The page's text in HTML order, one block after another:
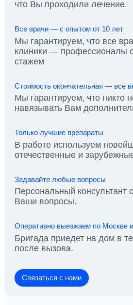
что Вы проходили лечение.
Все врачи — с опытом от 10 лет
Мы гарантируем, что все
клиники — профессионалы
стажем
Стоимость окончательная — всё
Мы гарантируем, что никто
навязывать Вам
Только лучшие препараты
В работе используем
отечественные и
Задавайте любые вопросы
Персональный консультант
Ваши вопросы.
Оперативно выезжаем по Москве
Бригада приедет на дом в
после вызова.
Связаться с нами